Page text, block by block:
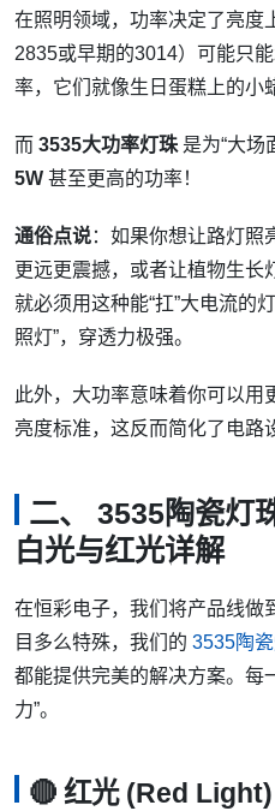
在照明领域，功率决定了亮度
2835或早期的3014）可能只
率，它们就像生日蛋糕上的小
而 3535大功率灯珠是为“大场
5W 甚至更高的功率！
通俗点说：如果你想让路灯照
更远更震撼，或者让植物生长
就必须用这种能“扛”大电流的
照灯”，穿透力极强。
此外，大功率意味着你可以用
亮度标准，这反而简化了电路
二、 3535陶瓷灯
白光与红光详解
在恒彩电子，我们将产品线做
目多么特殊，我们的 3535陶
都能提供完美的解决方案。每
力”。
🔴 红光 (Red